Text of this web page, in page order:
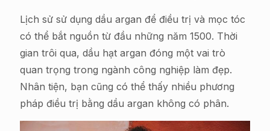
Lịch sử sử dụng dầu argan để điều trị và mọc tóc
có thể bắt nguồn từ đầu những năm 1500. Thời
gian trôi qua, dầu hạt argan đóng một vai trò
quan trọng trong ngành công nghiệp làm đẹp.
Nhân tiện, bạn cũng có thể thấy nhiều phương
pháp điều trị bằng dầu argan không có phân.